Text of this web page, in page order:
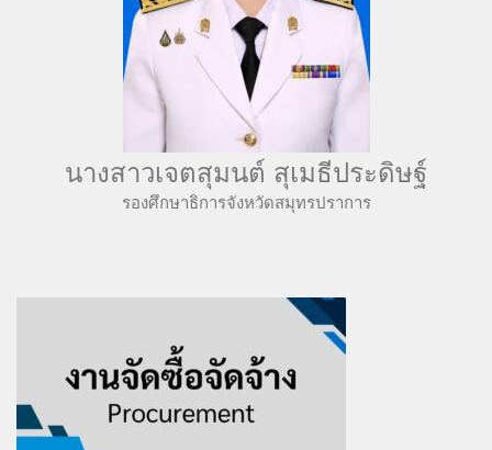
นางสาวเจตสุมนต์ สุเมธีประดิษฐ์
รองศึกษาธิการจังหวัดสมุทรปราการ